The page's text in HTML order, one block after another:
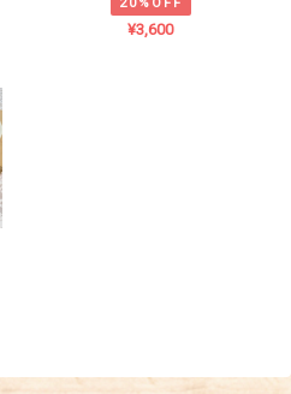
¥3,600